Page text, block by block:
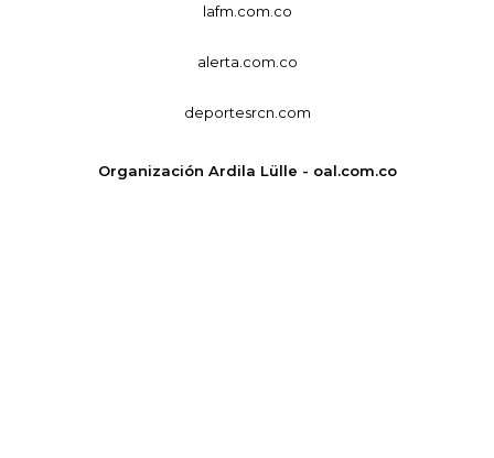
lafm.com.co
alerta.com.co
deportesrcn.com
Organización Ardila Lülle - oal.com.co